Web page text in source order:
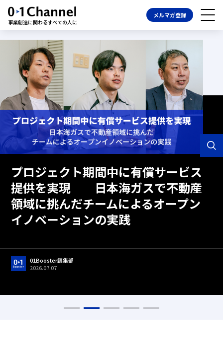
事業創造に関わるすべての人に
メルマガ登録
01Booster編集部
2026.05.01
プロジェクト期間中に有償サービス
提供を実現 日本海ガスで不動産
領域に挑んだチームによるオープン
イノベーションの実践
01Booster編集部
2026.07.07
01Booster編集部
2026.05.13
01Booster編集部
2026.05.01